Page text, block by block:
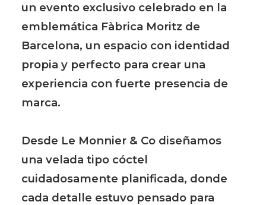
un evento exclusivo celebrado en la
emblemática Fàbrica Moritz de
Barcelona, un espacio con identidad
propia y perfecto para crear una
experiencia con fuerte presencia de
marca.
Desde Le Monnier & Co diseñamos
una velada tipo cóctel
cuidadosamente planificada, donde
cada detalle estuvo pensado para